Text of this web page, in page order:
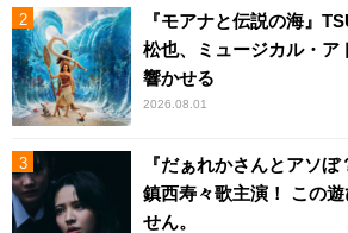
『モアナと伝説の海』
松也、ミュージカル・ア
響かせる
2026.08.01
『だぁれかさんとアソ
鎮西寿々歌主演！ この
せん。